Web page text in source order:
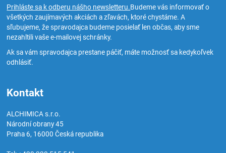
Prihláste sa k odberu nášho newsletteru.Budeme vás informovať o
všetkých zaujímavých akciách a zľavách, ktoré chystáme. A
sľubujeme, že spravodajca budeme posielať len občas, aby sme
nezahltili vaše e-mailovej schránky.
Ak sa vám spravodajca prestane páčiť, máte možnosť sa kedykoľvek
odhlásiť.
Kontakt
ALCHIMICA s.r.o.
Národní obrany 45
Praha 6, 16000Česká republika